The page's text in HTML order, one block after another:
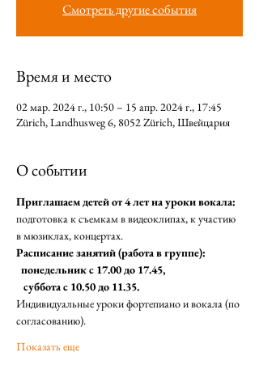
Смотреть другие события
Время и место
02 мар. 2024 г., 10:50 – 15 апр. 2024 г., 17:45
Zürich, Landhusweg 6, 8052 Zürich, Швейцария
О событии
Приглашаем детей от 4 лет на уроки вокала:
подготовка к съемкам в видеоклипах, к участию
в мюзиклах, концертах.
Расписание занятий (работа в группе):
понедельник с 17.00 до 17.45,
суббота с 10.50 до 11.35.
Индивидуальные уроки фортепиано и вокала (по
согласованию).
Показать еще